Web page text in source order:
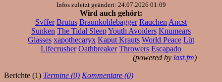
Infos zuletzt geändert: 24.07.2026 01:09
Wird auch gehört:
Svffer Brutus Braunkohlebagger Rauchen Ancst
Sunken The Tidal SleepYouth Avoiders Knumears
Glasses xapothecaryx Kaput Krauts World Peace Lüt
Lifecrusher Oathbreaker Throwers Escapado
(powered by last.fm)
Berichte (1) Termine (0) Kommentare (0)